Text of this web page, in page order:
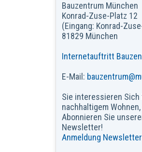
Bauzentrum München
Konrad-Zuse-Platz 12
(Eingang: Konrad-
81829 München
Internetauftritt
E-Mail:
Sie interessieren
nachhaltigem
Abonnieren Sie
Newsletter!
Anmeldung